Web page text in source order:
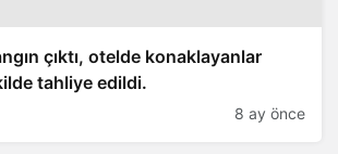
çıktı, otelde konaklayanlar
tahliye edildi.
8 ay önce